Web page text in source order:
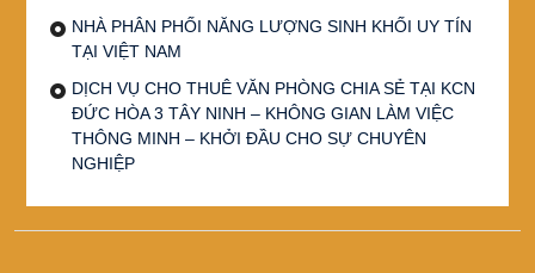
NHÀ PHÂN PHỐI NĂNG LƯỢNG SINH KHỐI UY TÍN
TẠI VIỆT NAM
DỊCH VỤ CHO THUÊ VĂN PHÒNG CHIA SẺ TẠI KCN
ĐỨC HÒA 3 TÂY NINH – KHÔNG GIAN LÀM VIỆC
THÔNG MINH – KHỞI ĐẦU CHO SỰ CHUYÊN
NGHIỆP